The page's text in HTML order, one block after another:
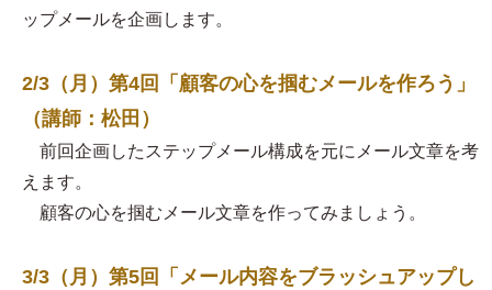
ップメールを企画します。
2/3（月）第4回「顧客の心を掴むメールを作ろう」
（講師：松田）
前回企画したステップメール構成を元にメール文章を考
えます。
顧客の心を掴むメール文章を作ってみましょう。
3/3（月）第5回「メール内容をブラッシュアップし